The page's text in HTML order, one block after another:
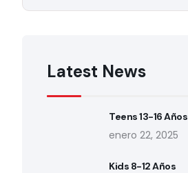
Latest News
Teens 13-16 Años
enero 22, 2025
Kids 8-12 Años